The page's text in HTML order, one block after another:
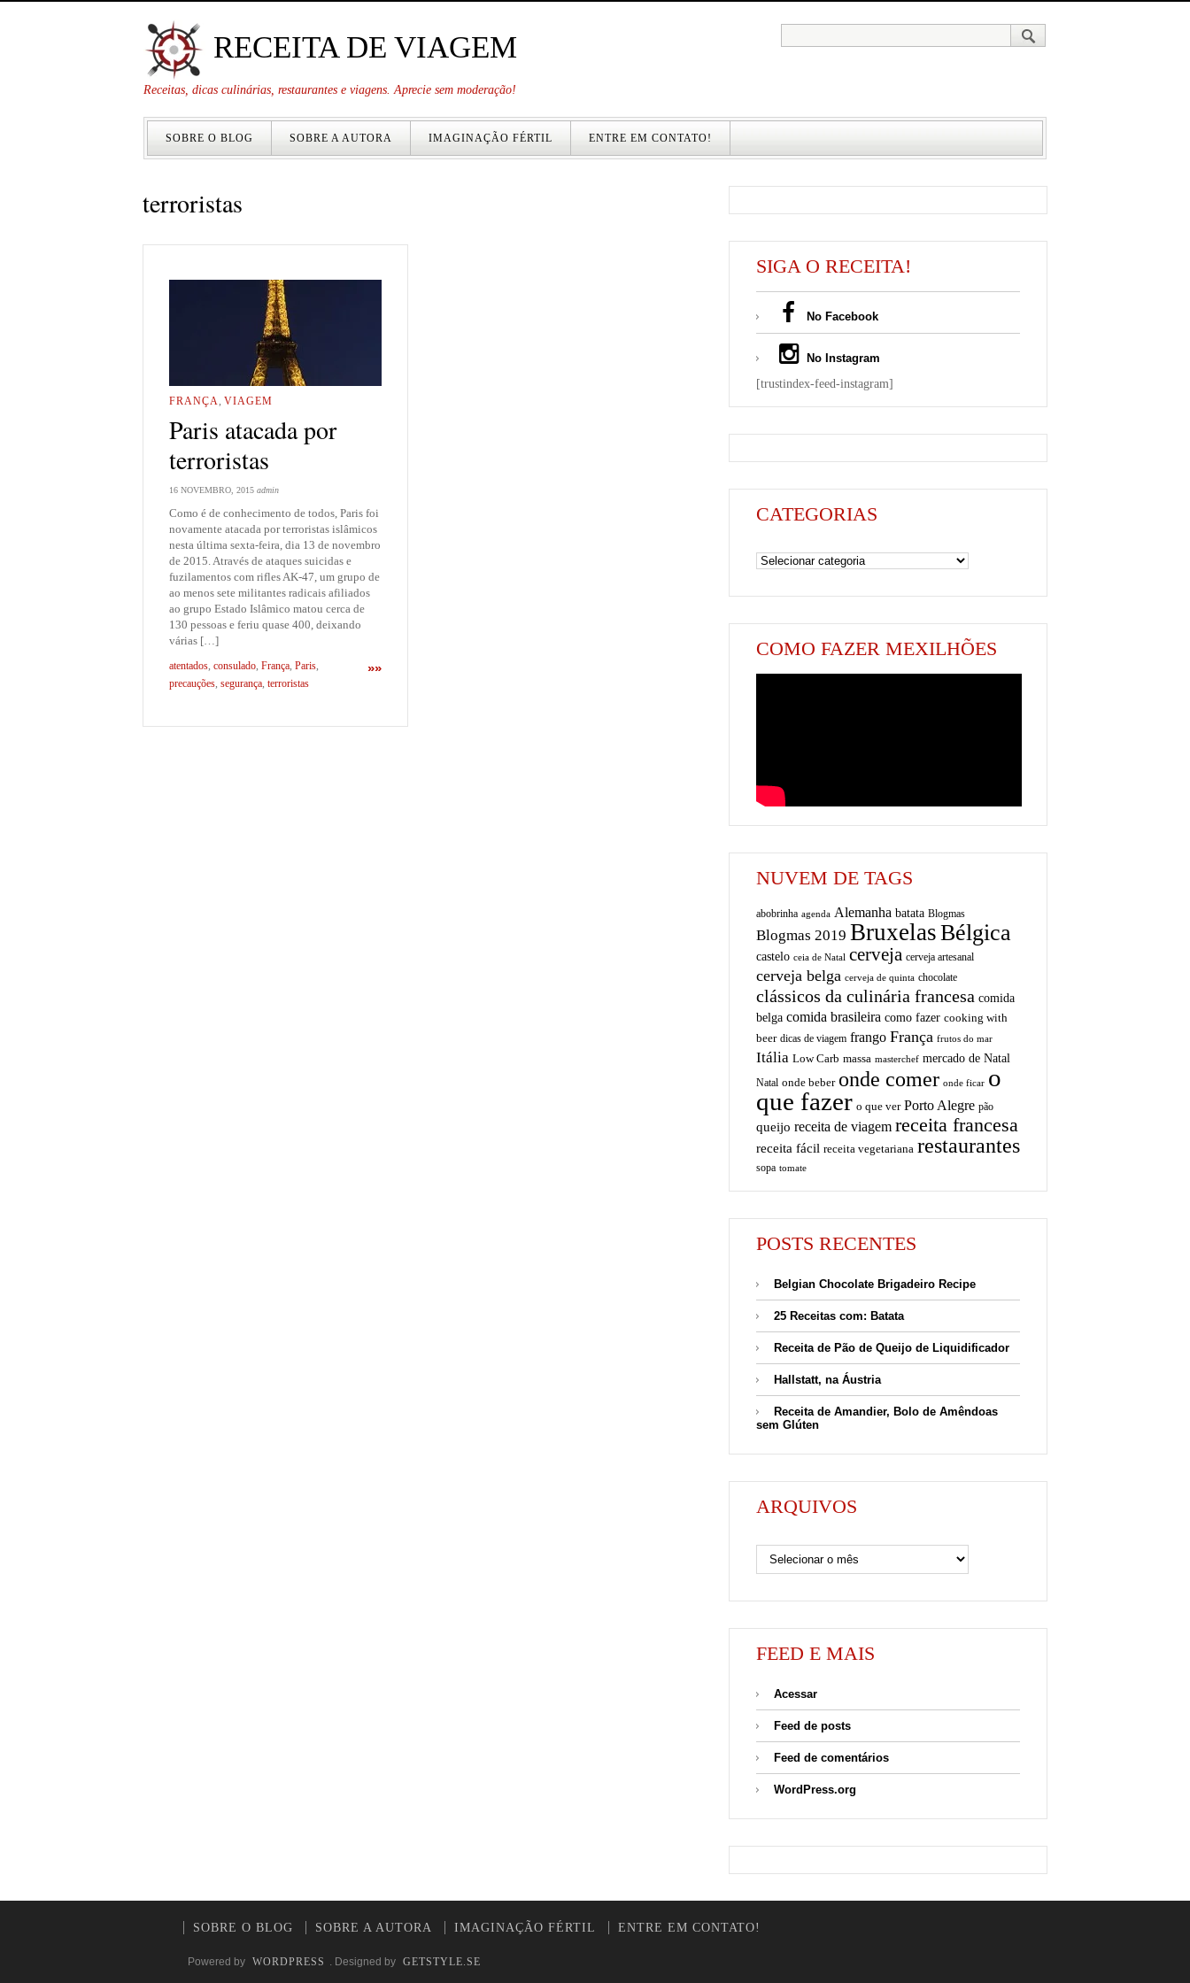
RECEITA DE VIAGEM
Receitas, dicas culinárias, restaurantes e viagens. Aprecie sem moderação!
SOBRE O BLOG SOBRE A AUTORA IMAGINAÇÃO FÉRTIL ENTRE EM CONTATO!
terroristas
FRANÇA, VIAGEM
Paris atacada por
terroristas
16 NOVEMBRO, 2015 admin
Como é de conhecimento de todos, Paris foi
novamente atacada por terroristas islâmicos
nesta última sexta-feira, dia 13 de novembro
de 2015. Através de ataques suicidas e
fuzilamentos com rifles AK-47, um grupo de
ao menos sete militantes radicais afiliados
ao grupo Estado Islâmico matou cerca de
130 pessoas e feriu quase 400, deixando
várias […]
»»
atentados, consulado, França, Paris,
precauções, segurança, terroristas
SIGA O RECEITA!
No Facebook
No Instagram
[trustindex-feed-instagram]
CATEGORIAS
COMO FAZER MEXILHÕES
NUVEM DE TAGS
abobrinha agenda Alemanha batata Blogmas
Blogmas 2019 BruxelasBélgica
castelo ceia de Natal cerveja cerveja artesanal
cerveja belga cerveja de quinta chocolate
clássicos da culinária francesa comida
belga comida brasileira como fazer cooking with
beer dicas de viagem frango França frutos do mar
Itália Low Carb massa masterchef mercado de Natal
Natal onde beber onde comer onde ficar o
que fazer o que ver Porto Alegre pão
queijo receita de viagem receita francesa
receita fácil receita vegetariana restaurantes
sopa tomate
POSTS RECENTES
Belgian Chocolate Brigadeiro Recipe
25 Receitas com: Batata
Receita de Pão de Queijo de Liquidificador
Hallstatt, na Áustria
Receita de Amandier, Bolo de Amêndoas
sem Glúten
ARQUIVOS
FEED E MAIS
Acessar
Feed de posts
Feed de comentários
WordPress.org
SOBRE O BLOG SOBRE A AUTORA IMAGINAÇÃO FÉRTIL ENTRE EM CONTATO!
Powered by WORDPRESS . Designed by GETSTYLE.SE